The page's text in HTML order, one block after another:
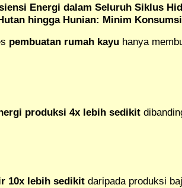
Energi dalam Seluruh Siklus
hingga Hunian: Minim
pembuatan rumah kayu hanya
produksi 4x lebih sedikit
10x lebih sedikit daripada produksi